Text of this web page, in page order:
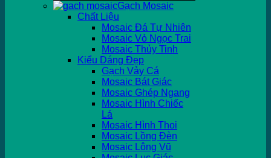
Gạch Mosaic
Chất Liệu
Mosaic Đá Tự Nhiên
Mosaic Vỏ Ngọc Trai
Mosaic Thủy Tinh
Kiểu Dáng Đẹp
Gạch Vảy Cá
Mosaic Bát Giác
Mosaic Ghép Ngang
Mosaic Hình Chiếc
Lá
Mosaic Hình Thoi
Mosaic Lồng Đèn
Mosaic Lông Vũ